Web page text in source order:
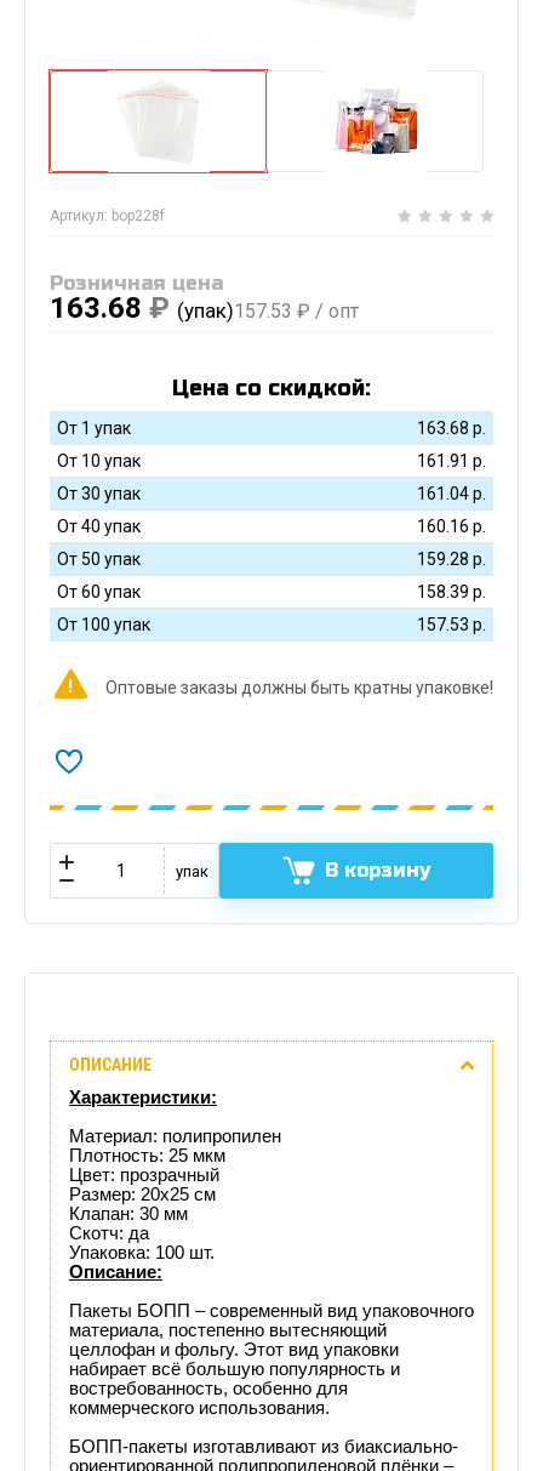
Артикул: bop228f
Розничная цена
163.68 ₽ (упак)157.53 ₽ / опт
Цена со скидкой:
От 1 упак 163.68 р.
От 10 упак
161.91 р.
От 30 упак
161.04р.
От 40 упак
160.16 р.
От 50 упак
159.28 р.
От 60 упак
158.39 р.
От 100 упак
157.53 р.
Оптовые заказы должны быть кратны упаковке!
упак В корзину
Отзывы
(0)
Доставка
этого
товара
ОПИСАНИЕ
Характеристики:
Материал: полипропилен
Плотность: 25 мкм
Цвет: прозрачный
Размер: 20х25 см
Клапан: 30 мм
Скотч: да
Упаковка: 100 шт.
Описание:
Пакеты БОПП – современный вид упаковочного
материала, постепенно вытесняющий
целлофан и фольгу. Этот вид упаковки
набирает всё большую популярность и
востребованность, особенно для
коммерческого использования.
БОПП-пакеты изготавливают из биаксиально-
ориентированной полипропиленовой плёнки –